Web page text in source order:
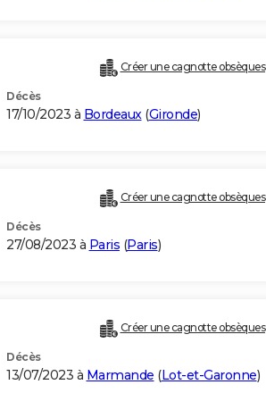
Créer une cagnotte obsèques
Décès
17/10/2023 à Bordeaux(Gironde)
Créer une cagnotte obsèques
Décès
27/08/2023 à Paris (Paris)
Créer une cagnotte obsèques
Décès
13/07/2023 à Marmande (Lot-et-Garonne)